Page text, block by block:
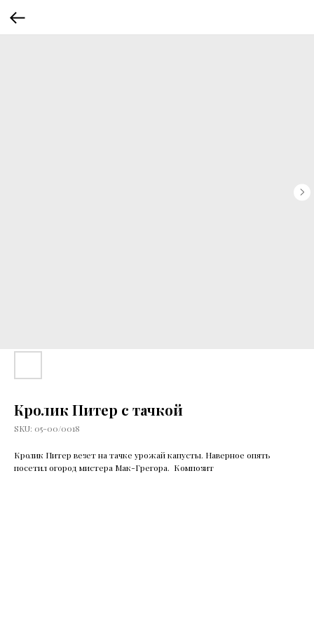
Кролик Питер с тачкой
SKU: 05-00/0018
Кролик Питер везет на тачке урожай капусты. Наверное опять
посетил огород мистера Мак-Грегора. Композит